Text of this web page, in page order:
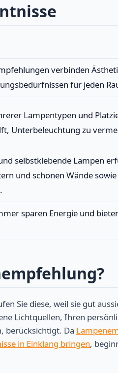
verbinden
für jeden
Lampentypen und
Unterbeleuchtung zu
selbstklebende Lampen
und schonen Wände sowie
sparen Energie und
Sie diese, weil sie gut
Lichtquellen, Ihren
berücksichtigt. Da
in Einklang bringen,